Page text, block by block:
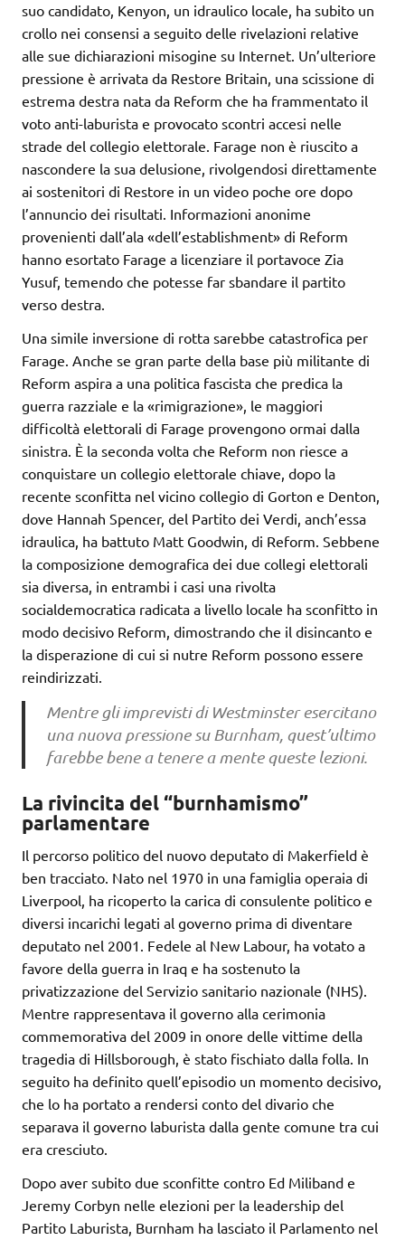
suo candidato, Kenyon, un idraulico locale, ha subito un
crollo nei consensi a seguito delle rivelazioni relative
alle sue dichiarazioni misogine su Internet. Un’ulteriore
pressione è arrivata da Restore Britain, una scissione di
estrema destra nata da Reform che ha frammentato il
voto anti-laburista e provocato scontri accesi nelle
strade del collegio elettorale. Farage non è riuscito a
nascondere la sua delusione, rivolgendosi direttamente
ai sostenitori di Restore in un video poche ore dopo
l’annuncio dei risultati. Informazioni anonime
provenienti dall’ala «dell’establishment» di Reform
hanno esortato Farage a licenziare il portavoce Zia
Yusuf, temendo che potesse far sbandare il partito
verso destra.
Una simile inversione di rotta sarebbe catastrofica per
Farage. Anche se gran parte della base più militante di
Reform aspira a una politica fascista che predica la
guerra razziale e la «rimigrazione», le maggiori
difficoltà elettorali di Farage provengono ormai dalla
sinistra. È la seconda volta che Reform non riesce a
conquistare un collegio elettorale chiave, dopo la
recente sconfitta nel vicino collegio di Gorton e Denton,
dove Hannah Spencer, del Partito dei Verdi, anch’essa
idraulica, ha battuto Matt Goodwin, di Reform. Sebbene
la composizione demografica dei due collegi elettorali
sia diversa, in entrambi i casi una rivolta
socialdemocratica radicata a livello locale ha sconfitto in
modo decisivo Reform, dimostrando che il disincanto e
la disperazione di cui si nutre Reform possono essere
reindirizzati.
Mentre gli imprevisti di Westminster esercitano
una nuova pressione su Burnham, quest’ultimo
farebbe bene a tenere a mente queste lezioni.
La rivincita del “burnhamismo”
parlamentare
Il percorso politico del nuovo deputato di Makerfield è
ben tracciato. Nato nel 1970 in una famiglia operaia di
Liverpool, ha ricoperto la carica di consulente politico e
diversi incarichi legati al governo prima di diventare
deputato nel 2001. Fedele al New Labour, ha votato a
favore della guerra in Iraq e ha sostenuto la
privatizzazione del Servizio sanitario nazionale (NHS).
Mentre rappresentava il governo alla cerimonia
commemorativa del 2009 in onore delle vittime della
tragedia di Hillsborough, è stato fischiato dalla folla. In
seguito ha definito quell’episodio un momento decisivo,
che lo ha portato a rendersi conto del divario che
separava il governo laburista dalla gente comune tra cui
era cresciuto.
Dopo aver subito due sconfitte contro Ed Miliband e
Jeremy Corbyn nelle elezioni per la leadership del
Partito Laburista, Burnham ha lasciato il Parlamento nel